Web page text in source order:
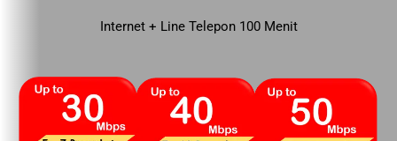
Internet + Line Telepon 100 Menit